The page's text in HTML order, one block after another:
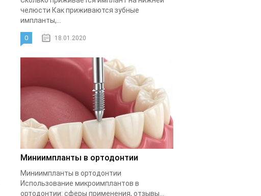
челюсти Как приживаются зубные
импланты,...
0 18.01.2020
Миниимпланты в ортодонтии
Миниимпланты в ортодонтии
Использование микроимплантов в
ортодонтии: сферы применения, отзывы...